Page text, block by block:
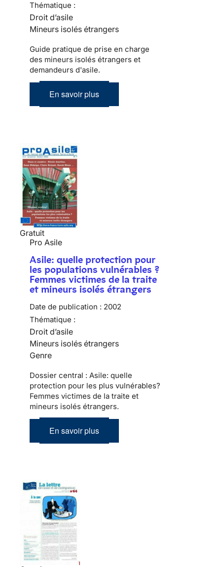
Thématique :
Droit d’asile
Mineurs isolés étrangers
Guide pratique de prise en charge
des mineurs isolés étrangers et
demandeurs d'asile.
En savoir plus
Gratuit
Pro Asile
Asile: quelle protection pour
les populations vulnérables ?
Femmes victimes de la traite
et mineurs isolés étrangers
Date de publication : 2002
Thématique :
Droit d’asile
Mineurs isolés étrangers
Genre
Dossier central : Asile: quelle
protection pour les plus vulnérables?
Femmes victimes de la traite et
mineurs isolés étrangers.
En savoir plus